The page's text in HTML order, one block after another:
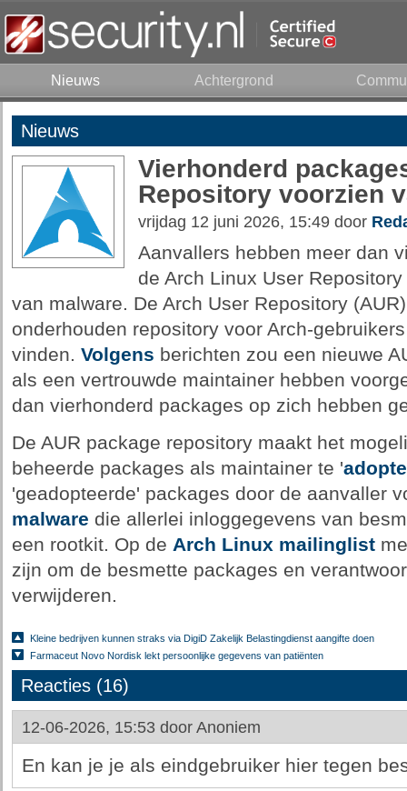
Nieuws Achtergrond
Nieuws
Vierhonderd
Repository voorzien
vrijdag 12 juni 2026, 15:49 door
Aanvallers hebben meer dan
de Arch Linux User
van malware. De Arch User Repository
onderhouden repository voor Arch-
vinden. Volgens berichten zou een nieuwe
als een vertrouwde maintainer hebben
dan vierhonderd packages op zich hebben
De AUR package repository maakt het
beheerde packages als maintainer te '
'geadopteerde' packages door de aanvaller
malware die allerlei inloggegevens van
een rootkit. Op de Arch Linux mailinglist
zijn om de besmette packages en
verwijderen.
Kleine bedrijven kunnen straks via DigiD Zakelijk Belastingdienst aangifte doen
Farmaceut Novo Nordisk lekt persoonlijke gegevens van patiënten
Reacties (16)
12-06-2026, 15:53 door Anoniem
En kan je je als eindgebruiker hier tegen